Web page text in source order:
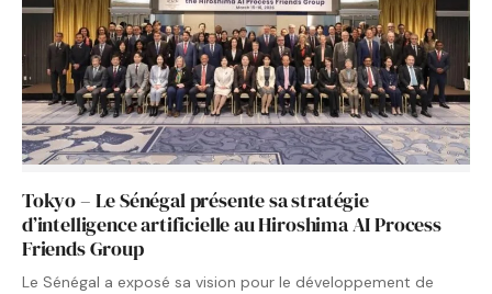
Tokyo – Le Sénégal présente sa stratégie
d’intelligence artificielle au Hiroshima AI Process
Friends Group
Le Sénégal a exposé sa vision pour le développement de